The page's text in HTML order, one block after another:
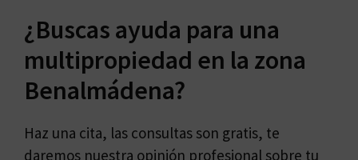
¿Buscas ayuda para una
multipropiedad en la zona
Benalmádena?
Haz una cita, las consultas son gratis, te
daremos nuestra opinión profesional sobre tu